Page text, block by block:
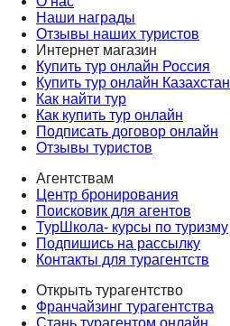
Наши награды
Отзывы наших туристов
Интернет магазин
Купить тур онлайн Россия
Купить тур онлайн Казахстан
Как найти тур
Как купить тур онлайн
Подписать договор онлайн
Отзывы туристов
Агентствам
Центр бронирования
Поисковик для агентов
ТурШкола- курсы по туризму
Подпишись на рассылку
Контакты для турагентств
Открыть турагентство
Франчайзинг турагентства